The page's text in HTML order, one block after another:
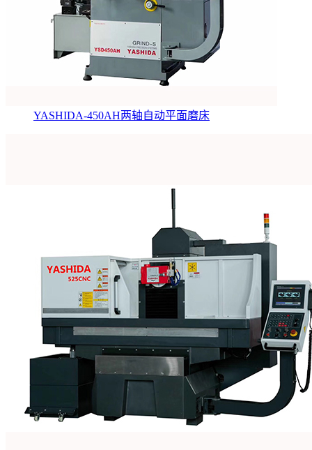
YASHIDA-450AH两轴自动平面磨床